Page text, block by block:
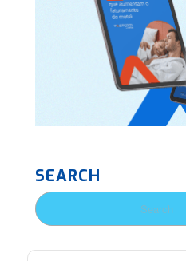
SEARCH